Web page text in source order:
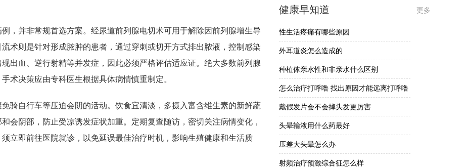
，并非常规首选方案。经尿道前列腺电切术可用于解除因前列腺增生导
术则是针对形成脓肿的患者，通过穿刺或切开方式排出脓液，控制感染
出血、逆行射精等并发症，因此必须严格评估适应证。绝大多数前列腺
术决策应由专科医生根据具体病情慎重制定。
骑自行车等压迫会阴的活动。饮食宜清淡，多摄入富含维生素的新鲜蔬
会阴部，防止受凉诱发症状加重。定期复查随访，密切关注病情变化，
立即前往医院就诊，以免延误最佳治疗时机，影响生殖健康和生活质
健康早知道 更多
性生活疼痛有哪些原因
外耳道炎怎么造成的
种植体亲水性和非亲水什么区别
怎么治疗打呼噜 找出原因才能远离打呼噜
戴假发片会不会掉头发更厉害
头晕输液用什么药最好
压差大头晕怎么办
射频治疗预激综合征怎么样